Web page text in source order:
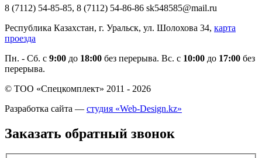
8 (7112) 54-85-85, 8 (7112) 54-86-86 sk548585@mail.ru
Республика Казахстан, г. Уральск, ул. Шолохова 34, карта
проезда
Пн. - Cб. с 9:00 до 18:00 без перерыва. Вс. с 10:00 до 17:00 без
перерыва.
© ТОО «Спецкомплект» 2011 - 2026
Разработка сайта — студия «Web-Design.kz»
Заказать обратный звонок